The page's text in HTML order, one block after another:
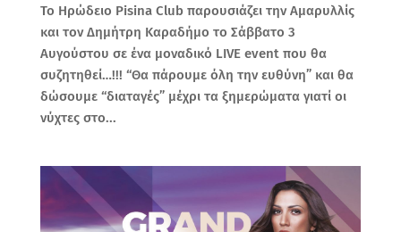
Το Ηρώδειο Pisina Club παρουσιάζει την Αμαρυλλίς
και τον Δημήτρη Καραδήμο το Σάββατο 3
Αυγούστου σε ένα μοναδικό LIVE event που θα
συζητηθεί…!!! “Θα πάρουμε όλη την ευθύνη” και θα
δώσουμε “διαταγές” μέχρι τα ξημερώματα γιατί οι
νύχτες στο...